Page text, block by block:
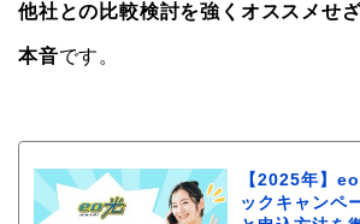
他社との比較検討を強くオススメせ
本音です。
【2025年】
ックキャンペ